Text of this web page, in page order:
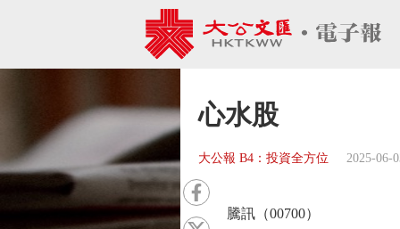
心水股
大公報 B4：投資全方位 2025-06-
騰訊（00700）